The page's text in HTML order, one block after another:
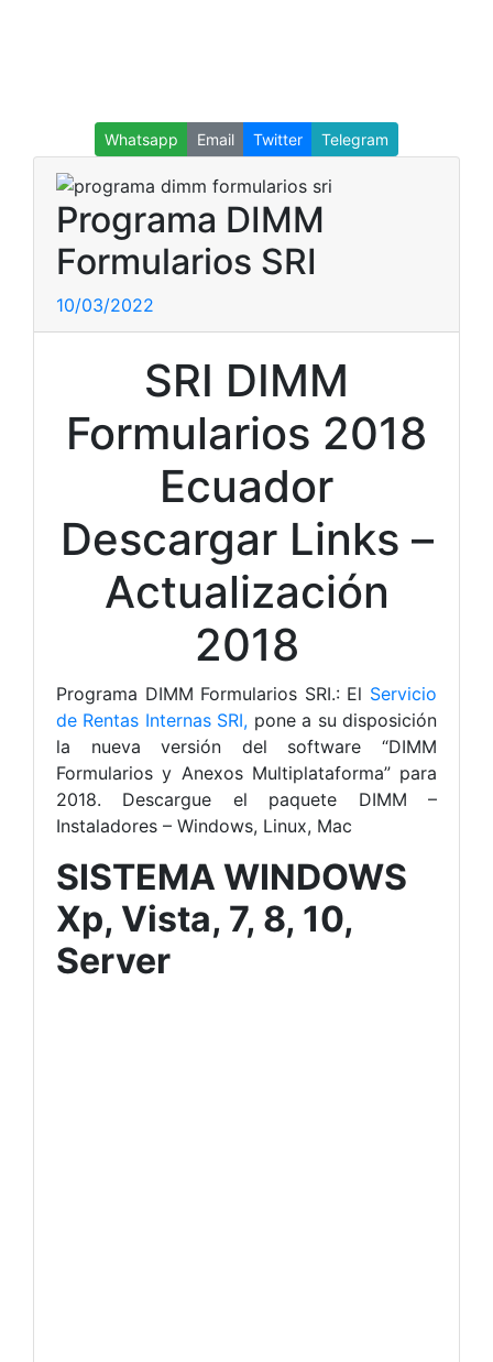
Whatsapp Email Twitter Telegram
Programa DIMM
Formularios SRI
10/03/2022
SRI DIMM
Formularios 2018
Ecuador
Descargar Links –
Actualización
2018
Programa DIMM Formularios SRI.: El Servicio
de Rentas Internas SRI, pone a su disposición
la nueva versión del software “DIMM
Formularios y Anexos Multiplataforma” para
2018. Descargue el paquete DIMM –
Instaladores – Windows, Linux, Mac
SISTEMA WINDOWS
Xp, Vista, 7, 8, 10,
Server